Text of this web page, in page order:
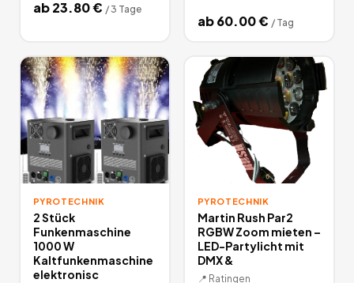
ab23.80€ / 3 Tage
ab60.00€ / Tag
PYROTECHNIK
2 Stück
Funkenmaschine
1000 W
Kaltfunkenmaschine
elektronisc
PYROTECHNIK
Martin Rush Par2
RGBW Zoom mieten –
LED-Partylicht mit
DMX &
📍 Ratingen